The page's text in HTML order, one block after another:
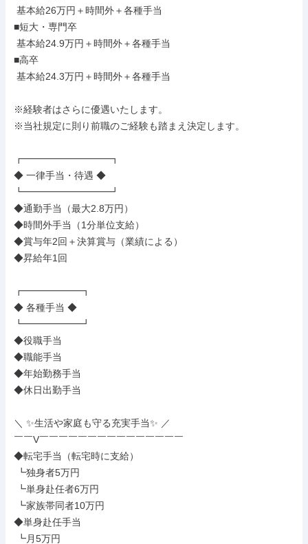
■短大・専門卒
■高卒
※経験者はさらに優遇いたします。
※当社規定に則り前職のご経験も踏まえ決定します。
┏━━━━━━━━━┓
◆ 一律手当・待遇 ◆
┗━━━━━━━━━┛
◆通勤手当（最大2.8万円）
◆時間外手当（1分単位支給）
◆賞与年2回＋決算賞与（業績による）
◆昇給年1回
┏━━━━━━┓
◆ 各種手当 ◆
┗━━━━━━┛
◆役職手当
◆職能手当
◆年始勤務手当
◆休日出勤手当
＼ ✨生活や家庭も守る充実手当✨ ／
￣￣V￣￣￣￣￣￣￣￣￣￣￣￣￣￣￣
◆転宅手当（転宅時に支給）
◆単身赴任手当